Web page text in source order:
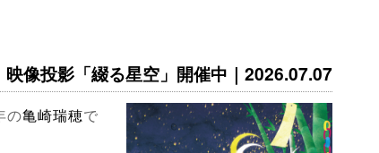
映像投影「綴る星空」開催中｜2026.07.07
の亀崎瑞穂で